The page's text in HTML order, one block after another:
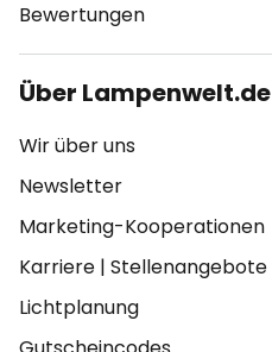
Bewertungen
Über Lampenwelt.de
Wir über uns
Newsletter
Marketing-Kooperationen
Karriere | Stellenangebote
Lichtplanung